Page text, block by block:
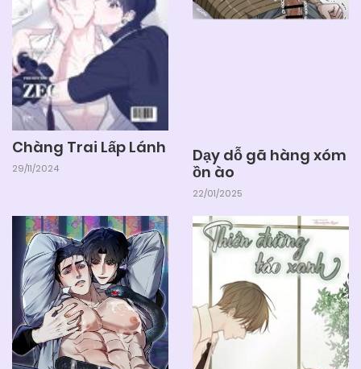
Chàng Trai Lấp Lánh
29/11/2024
Dạy dỗ gã hàng xóm
ồn ào
22/01/2025